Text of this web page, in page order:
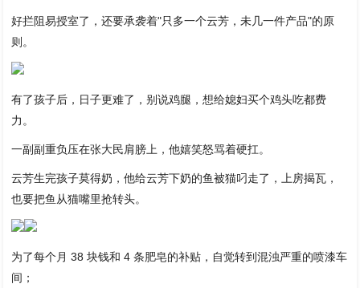
好拦阻易授室了，还要承袭着"只多一个云芳，未几一件产品"的原
则。
有了孩子后，日子更难了，别说鸡腿，想给媳妇买个鸡头吃都费
力。
一副副重负压在张大民肩膀上，他嬉笑怒骂着硬扛。
云芳生完孩子莫得奶，他给云芳下奶的鱼被猫叼走了，上房揭瓦，
也要把鱼从猫嘴里抢转头。
为了每个月 38 块钱和 4 条肥皂的补贴，自觉转到混浊严重的喷漆车
间；